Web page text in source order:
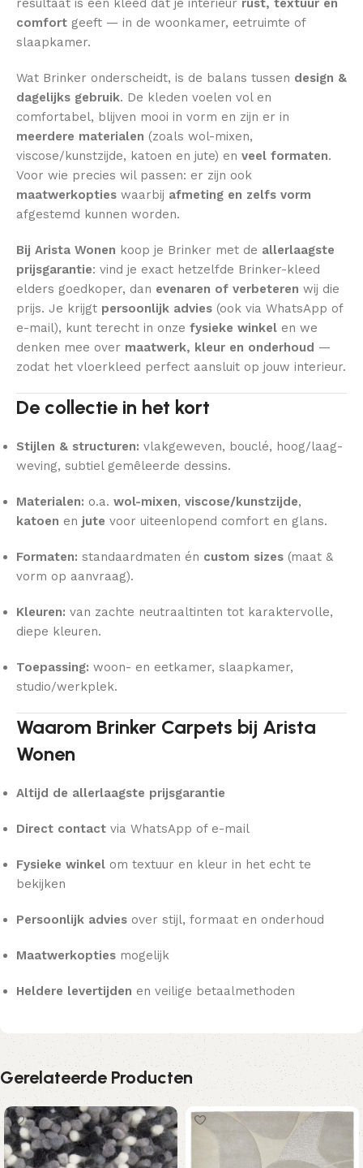
resultaat is een kleed dat je interieur rust, textuur en
comfort geeft — in de woonkamer, eetruimte of
slaapkamer.
Wat Brinker onderscheidt, is de balans tussen design &
dagelijks gebruik. De kleden voelen vol en
comfortabel, blijven mooi in vorm en zijn er in
meerdere materialen (zoals wol-mixen,
viscose/kunstzijde, katoen en jute) en veel formaten.
Voor wie precies wil passen: er zijn ook
maatwerkopties waarbij afmeting en zelfs vorm
afgestemd kunnen worden.
Bij Arista Wonen koop je Brinker met de allerlaagste
prijsgarantie: vind je exact hetzelfde Brinker-kleed
elders goedkoper, dan evenaren of verbeteren wij die
prijs. Je krijgt persoonlijk advies (ook via WhatsApp of
e-mail), kunt terecht in onze fysieke winkel en we
denken mee over maatwerk, kleur en onderhoud —
zodat het vloerkleed perfect aansluit op jouw interieur.
De collectie in het kort
Stijlen & structuren: vlakgeweven, bouclé, hoog/laag-
weving, subtiel gemêleerde dessins.
Materialen: o.a. wol-mixen, viscose/kunstzijde,
katoen en jute voor uiteenlopend comfort en glans.
Formaten: standaardmaten én custom sizes (maat &
vorm op aanvraag).
Kleuren: van zachte neutraaltinten tot karaktervolle,
diepe kleuren.
Toepassing: woon- en eetkamer, slaapkamer,
studio/werkplek.
Waarom Brinker Carpets bij Arista
Wonen
Altijd de allerlaagste prijsgarantie
Direct contact via WhatsApp of e-mail
Fysieke winkel om textuur en kleur in het echt te
bekijken
Persoonlijk advies over stijl, formaat en onderhoud
Maatwerkopties mogelijk
Heldere levertijden en veilige betaalmethoden
Gerelateerde Producten